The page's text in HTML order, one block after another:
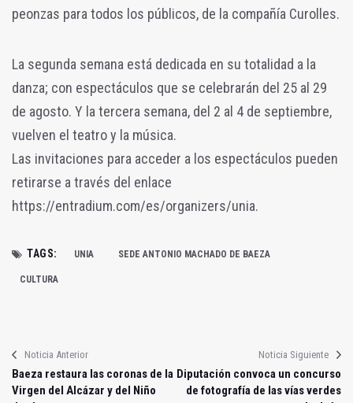
peonzas para todos los públicos, de la compañía Curolles.
La segunda semana está dedicada en su totalidad a la
danza; con espectáculos que se celebrarán del 25 al 29
de agosto. Y la tercera semana, del 2 al 4 de septiembre,
vuelven el teatro y la música.
Las invitaciones para acceder a los espectáculos pueden
retirarse a través del enlace
https://entradium.com/es/organizers/unia.
TAGS: UNIA SEDE ANTONIO MACHADO DE BAEZA
CULTURA
Noticia Anterior
Baeza restaura las coronas de la
Virgen del Alcázar y del Niño
Noticia Siguiente
Diputación convoca un concurso
de fotografía de las vías verdes